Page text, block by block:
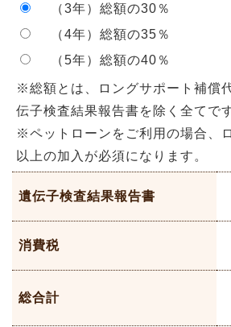
（3年）総額の30％
（4年）総額の35％
（5年）総額の40％
※総額とは、ロングサポート補償
伝子検査結果報告書を除く全てです
※ペットローンをご利用の場合、
以上の加入が必須になります。
遺伝子検査結果報告書
消費税
総合計